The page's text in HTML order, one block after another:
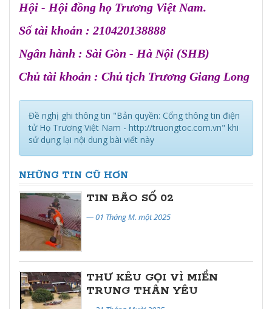
Hội - Hội đồng họ Trương Việt Nam.
Số tài khoản : 210420138888
Ngân hành : Sài Gòn - Hà Nội (SHB)
Chủ tài khoản : Chủ tịch Trương Giang Long
Đề nghị ghi thông tin "Bản quyền: Cổng thông tin điện
tử Họ Trương Việt Nam - http://truongtoc.com.vn" khi
sử dụng lại nội dung bài viết này
NHỮNG TIN CŨ HƠN
TIN BÃO SỐ 02
— 01 Tháng M. một 2025
THƯ KÊU GỌI VÌ MIỀN
TRUNG THÂN YÊU